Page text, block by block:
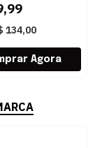
134,00